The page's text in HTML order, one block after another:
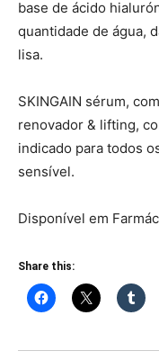
base de ácido
quantidade de água,
lisa.
SKINGAIN sérum,
renovador & lifting,
indicado para todos
sensível.
Disponível em
Share this: